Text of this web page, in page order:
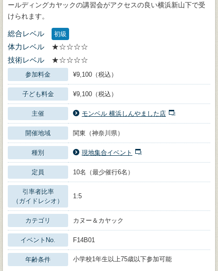
ールディングカヤックの講習会がアクセスの良い横浜新山下で受
けられます。
総合レベル 初級
体力レベル
★☆☆☆☆
技術レベル
★☆☆☆☆
参加料金 ¥9,100（税込）
子ども料金 ¥9,100（税込）
主催 モンベル 横浜しんやました店
開催地域 関東（神奈川県）
種別 現地集合イベント
定員 10名（最少催行6名）
引率者比率
（ガイドレシオ）
1:5
カテゴリ カヌー＆カヤック
イベントNo. F14B01
年齢条件 小学校1年生以上75歳以下参加可能